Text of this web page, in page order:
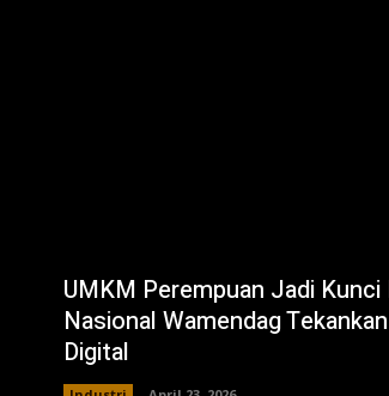
UMKM Perempuan Jadi
Nasional Wamendag
Digital